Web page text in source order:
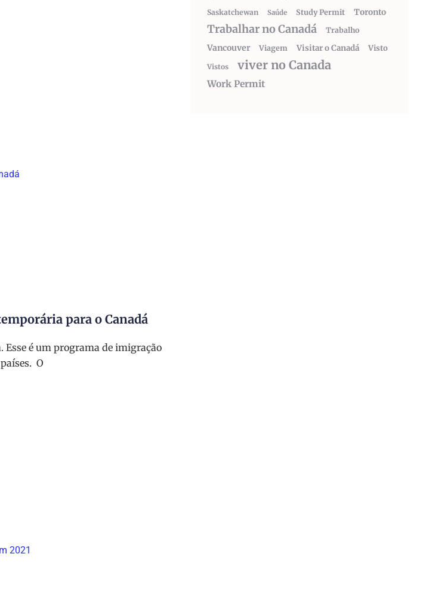
para o Canadá
Esse é um programa de imigração
O
Saskatchewan Saúde Study Permit Toronto
Trabalhar no Canadá Trabalho
Vancouver Viagem Visitar o Canadá Visto
Vistos viver no Canada
Work Permit